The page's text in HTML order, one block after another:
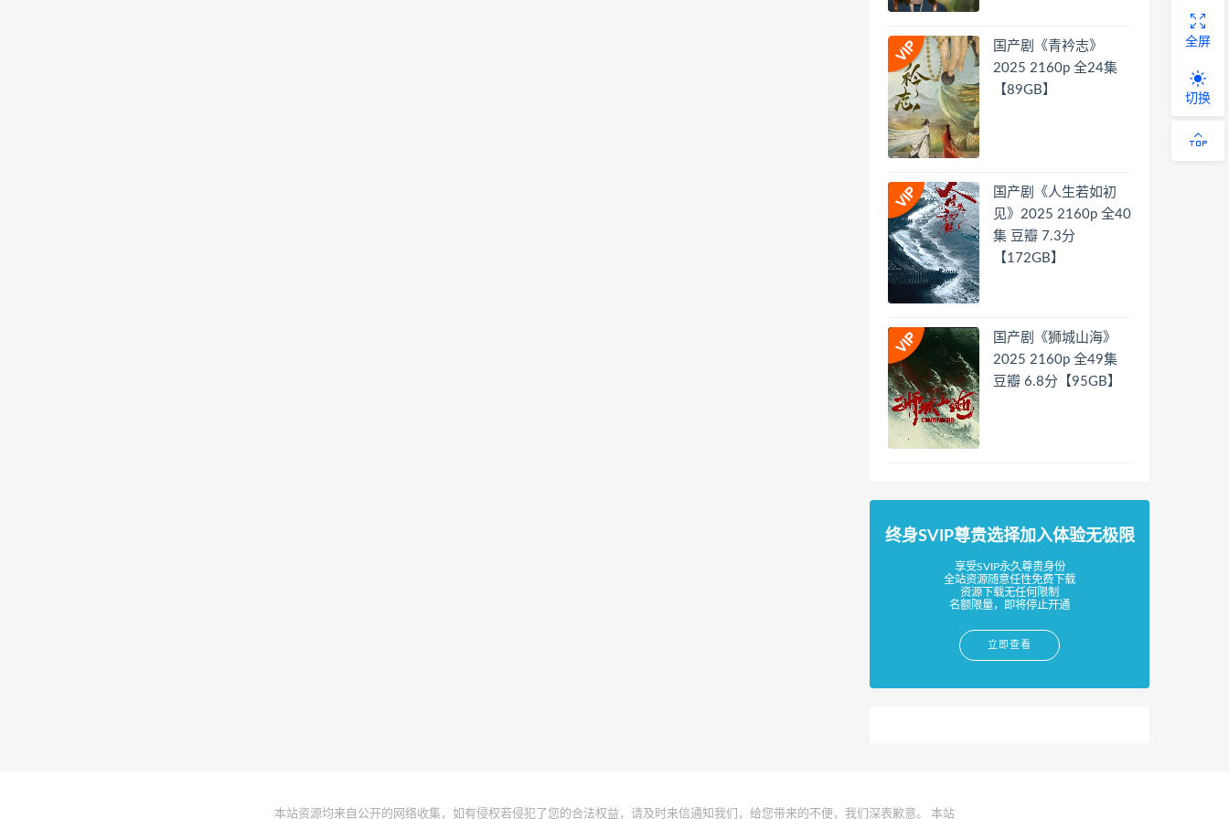
国产剧《青衿志》
2025 2160p 全24集
【89GB】
国产剧《人生若如初
见》2025 2160p 全40
集 豆瓣 7.3分
【172GB】
国产剧《狮城山海》
2025 2160p 全49集
豆瓣 6.8分【95GB】
终身SVIP尊贵选择加入体验无极限
享受SVIP永久尊贵身份
全站资源随意任性免费下载
资源下载无任何限制
名额限量，即将停止开通
立即查看
本站资源均来自公开的网络收集，如有侵权若侵犯了您的合法权益，请及时来信通知我们，给您带来的不便，我们深表歉意。 本站
全屏
切换